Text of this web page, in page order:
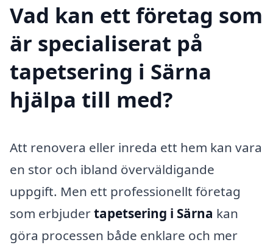
Vad kan ett företag som
är specialiserat på
tapetsering i Särna
hjälpa till med?
Att renovera eller inreda ett hem kan vara
en stor och ibland överväldigande
uppgift. Men ett professionellt företag
som erbjudertapetsering i Särna kan
göra processen både enklare och mer